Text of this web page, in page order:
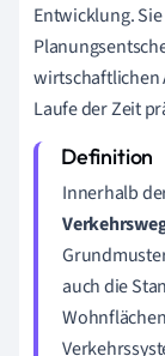
Entwicklung.
wirtschaftlichen
Laufe der Zeit
Innerhalb
auch die